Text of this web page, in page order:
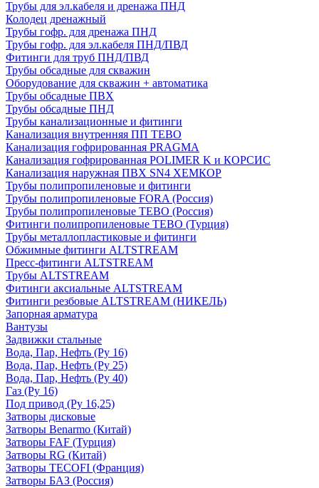
Трубы для эл.кабеля и дренажа ПНД
Колодец дренажный
Трубы гофр. для дренажа ПНД
Трубы гофр. для эл.кабеля ПНД/ПВД
Фитинги для труб ПНД/ПВД
Трубы обсадные для скважин
Оборудование для скважин + автоматика
Трубы обсадные ПВХ
Трубы обсадные ПНД
Трубы канализационные и фитинги
Канализация внутренняя ПП TEBO
Канализация гофрированная PRAGMA
Канализация гофрированная POLIMER K и КОРСИС
Канализация наружная ПВХ SN4 ХЕМКОР
Трубы полипропиленовые и фитинги
Трубы полипропиленовые FORA (Россия)
Трубы полипропиленовые TEBO (Россия)
Фитинги полипропиленовые TEBO (Турция)
Трубы металлопластиковые и фитинги
Обжимные фитинги ALTSTREAM
Пресс-фитинги ALTSTREAM
Трубы ALTSTREAM
Фитинги аксиальные ALTSTREAM
Фитинги резбовые ALTSTREAM (НИКЕЛЬ)
Запорная арматура
Вантузы
Задвижки стальные
Вода, Пар, Нефть (Ру 16)
Вода, Пар, Нефть (Ру 25)
Вода, Пар, Нефть (Ру 40)
Газ (Ру 16)
Под привод (Ру 16,25)
Затворы дисковые
Затворы Benarmo (Китай)
Затворы FAF (Турция)
Затворы RG (Китай)
Затворы TECOFI (Франция)
Затворы БАЗ (Россия)